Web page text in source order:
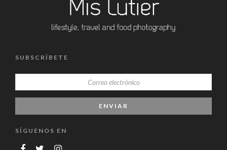
SUBSCRÍBETE
SÍGUENOS EN